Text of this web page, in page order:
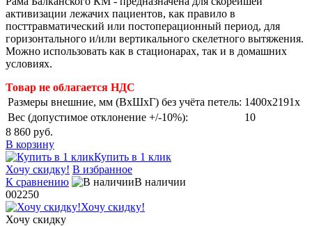
активизации лежачих пациентов, как правило в
посттравматический или постоперационный период, для
горизонтального и/или вертикального скелетного вытяжения.
Можно использовать как в стационарах, так и в домашних
условиях.
Товар не облагается НДС
Размеры внешние, мм (ВхШхГ) без учёта петель: 1400x2191x
Вес (допустимое отклонение +/-10%):
10
8 860 руб.
В корзину
Купить в 1 клик
Хочу скидку! В избранное
К сравнению
В наличии
002250
Хочу скидку!
Хочу скидку